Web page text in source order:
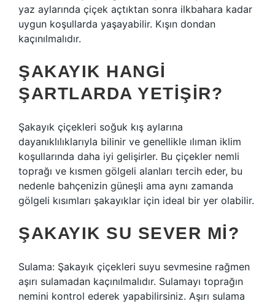
yaz aylarında çiçek açtıktan sonra ilkbahara kadar
uygun koşullarda yaşayabilir. Kışın dondan
kaçınılmalıdır.
ŞAKAYIK HANGI
ŞARTLARDA YETIŞIR?
Şakayık çiçekleri soğuk kış aylarına
dayanıklılıklarıyla bilinir ve genellikle ılıman iklim
koşullarında daha iyi gelişirler. Bu çiçekler nemli
toprağı ve kısmen gölgeli alanları tercih eder, bu
nedenle bahçenizin güneşli ama aynı zamanda
gölgeli kısımları şakayıklar için ideal bir yer olabilir.
ŞAKAYIK SU SEVER MI?
Sulama: Şakayık çiçekleri suyu sevmesine rağmen
aşırı sulamadan kaçınılmalıdır. Sulamayı toprağın
nemini kontrol ederek yapabilirsiniz. Aşırı sulama